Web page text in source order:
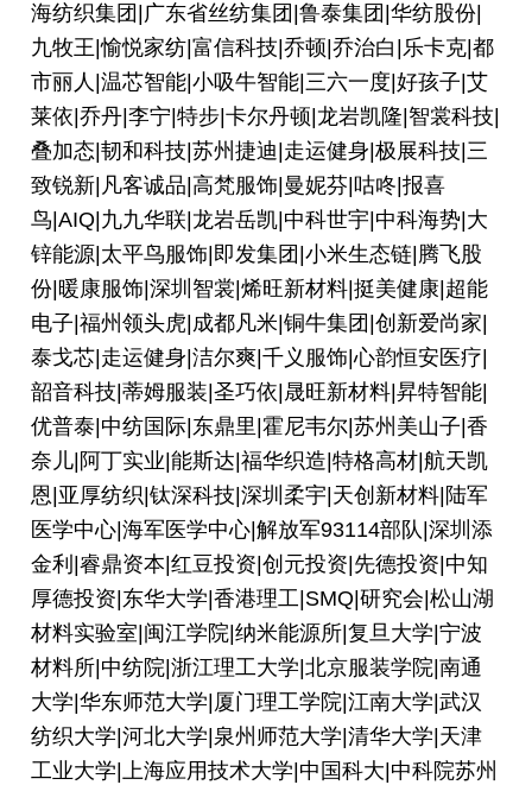
海纺织集团|广东省丝纺集团|鲁泰集团|华纺股份|
九牧王|愉悦家纺|富信科技|乔顿|乔治白|乐卡克|都
市丽人|温芯智能|小吸牛智能|三六一度|好孩子|艾
莱依|乔丹|李宁|特步|卡尔丹顿|龙岩凯隆|智裳科技|
叠加态|韧和科技|苏州捷迪|走运健身|极展科技|三
致锐新|凡客诚品|高梵服饰|曼妮芬|咕咚|报喜
鸟|AIQ|九九华联|龙岩岳凯|中科世宇|中科海势|大
锌能源|太平鸟服饰|即发集团|小米生态链|腾飞股
份|暖康服饰|深圳智裳|烯旺新材料|挺美健康|超能
电子|福州领头虎|成都凡米|铜牛集团|创新爱尚家|
泰戈芯|走运健身|洁尔爽|千义服饰|心韵恒安医疗|
韶音科技|蒂姆服装|圣巧依|晟旺新材料|昇特智能|
优普泰|中纺国际|东鼎里|霍尼韦尔|苏州美山子|香
奈儿|阿丁实业|能斯达|福华织造|特格高材|航天凯
恩|亚厚纺织|钛深科技|深圳柔宇|天创新材料|陆军
医学中心|海军医学中心|解放军93114部队|深圳添
金利|睿鼎资本|红豆投资|创元投资|先德投资|中知
厚德投资|东华大学|香港理工|SMQ|研究会|松山湖
材料实验室|闽江学院|纳米能源所|复旦大学|宁波
材料所|中纺院|浙江理工大学|北京服装学院|南通
大学|华东师范大学|厦门理工学院|江南大学|武汉
纺织大学|河北大学|泉州师范大学|清华大学|天津
工业大学|上海应用技术大学|中国科大|中科院苏州